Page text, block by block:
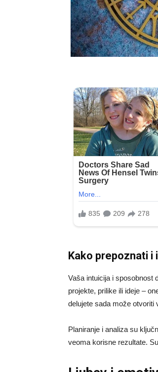
Kako prepoznati
Vaša intuicija i sposobnost
projekte, prilike ili ideje –
delujete sada može otvoriti
Planiranje i analiza su
veoma korisne rezultate.